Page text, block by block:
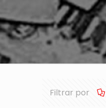
Filtrar por